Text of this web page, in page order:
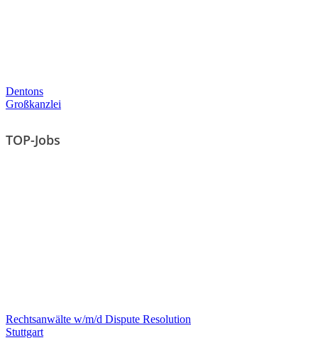
Dentons
Großkanzlei
TOP-Jobs
Rechtsanwälte w/m/d Dispute Resolution
Stuttgart